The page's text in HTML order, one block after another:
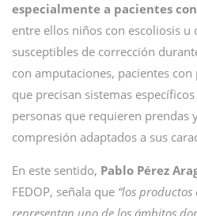
especialmente a pacientes
entre ellos niños con escoliosis u
susceptibles de corrección
con amputaciones, pacientes
que precisan sistemas
personas que requieren prendas
compresión adaptados a sus
En este sentido, Pablo Pérez
FEDOP, señala que “los
representan uno de los ámbitos